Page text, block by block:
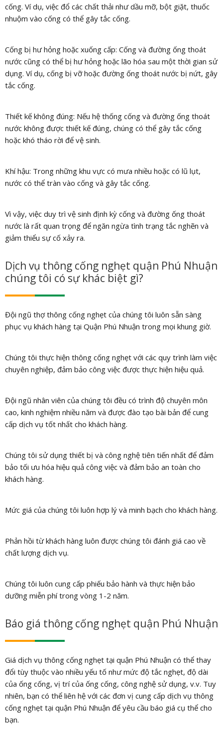
cống. Ví dụ, việc đổ các chất thải như dầu mỡ, bột giặt, thuốc
nhuộm vào cống có thể gây tắc cống.
Cống bị hư hỏng hoặc xuống cấp: Cống và đường ống thoát
nước cũng có thể bị hư hỏng hoặc lão hóa sau một thời gian sử
dụng. Ví dụ, cống bị vỡ hoặc đường ống thoát nước bị nứt, gây
tắc cống.
Thiết kế không đúng: Nếu hệ thống cống và đường ống thoát
nước không được thiết kế đúng, chúng có thể gây tắc cống
hoặc khó tháo rời để vệ sinh.
Khí hậu: Trong những khu vực có mưa nhiều hoặc có lũ lụt,
nước có thể tràn vào cống và gây tắc cống.
Vì vậy, việc duy trì vệ sinh định kỳ cống và đường ống thoát
nước là rất quan trọng để ngăn ngừa tình trạng tắc nghẽn và
giảm thiểu sự cố xảy ra.
Dịch vụ thông cống nghẹt quận Phú Nhuận
chúng tôi có sự khác biệt gì?
Đội ngũ thợ thông cống nghẹt của chúng tôi luôn sẵn sàng
phục vụ khách hàng tại Quận Phú Nhuận trong mọi khung giờ.
Chúng tôi thực hiện thông cống nghẹt với các quy trình làm việc
chuyên nghiệp, đảm bảo công việc được thực hiện hiệu quả.
Đội ngũ nhân viên của chúng tôi đều có trình độ chuyên môn
cao, kinh nghiệm nhiều năm và được đào tạo bài bản để cung
cấp dịch vụ tốt nhất cho khách hàng.
Chúng tôi sử dụng thiết bị và công nghệ tiên tiến nhất để đảm
bảo tối ưu hóa hiệu quả công việc và đảm bảo an toàn cho
khách hàng.
Mức giá của chúng tôi luôn hợp lý và minh bạch cho khách hàng.
Phản hồi từ khách hàng luôn được chúng tôi đánh giá cao về
chất lượng dịch vụ.
Chúng tôi luôn cung cấp phiếu bảo hành và thực hiện bảo
dưỡng miễn phí trong vòng 1-2 năm.
Báo giá thông cống nghẹt quận Phú Nhuận
Giá dịch vụ thông cống nghẹt tại quận Phú Nhuận có thể thay
đổi tùy thuộc vào nhiều yếu tố như mức độ tắc nghẹt, độ dài
của ống cống, vị trí của ống cống, công nghệ sử dụng, v.v. Tuy
nhiên, bạn có thể liên hệ với các đơn vị cung cấp dịch vụ thông
cống nghẹt tại quận Phú Nhuận để yêu cầu báo giá cụ thể cho
bạn.